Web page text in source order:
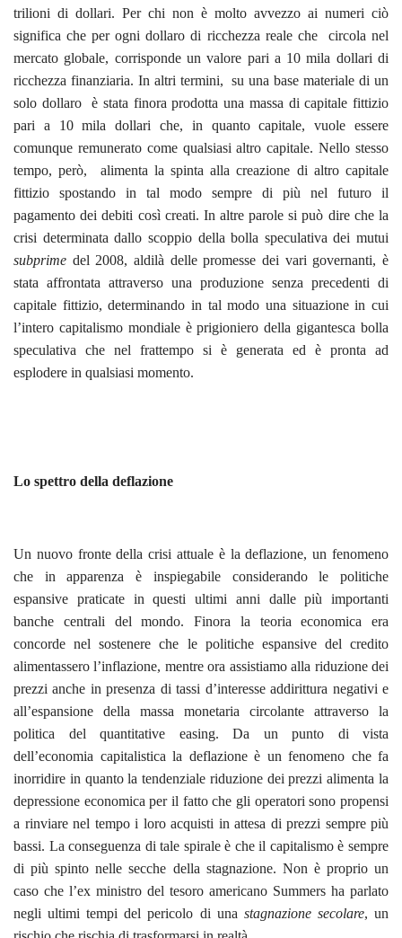
trilioni di dollari. Per chi non è molto avvezzo ai numeri ciò
significa che per ogni dollaro di ricchezza reale che circola nel
mercato globale, corrisponde un valore pari a 10 mila dollari di
ricchezza finanziaria. In altri termini, su una base materiale di un
solo dollaro è stata finora prodotta una massa di capitale fittizio
pari a 10 mila dollari che, in quanto capitale, vuole essere
comunque remunerato come qualsiasi altro capitale. Nello stesso
tempo, però, alimenta la spinta alla creazione di altro capitale
fittizio spostando in tal modo sempre di più nel futuro il
pagamento dei debiti così creati. In altre parole si può dire che la
crisi determinata dallo scoppio della bolla speculativa dei mutui
subprime del 2008, aldilà delle promesse dei vari governanti, è
stata affrontata attraverso una produzione senza precedenti di
capitale fittizio, determinando in tal modo una situazione in cui
l’intero capitalismo mondiale è prigioniero della gigantesca bolla
speculativa che nel frattempo si è generata ed è pronta ad
esplodere in qualsiasi momento.
Lo spettro della deflazione
Un nuovo fronte della crisi attuale è la deflazione, un fenomeno
che in apparenza è inspiegabile considerando le politiche
espansive praticate in questi ultimi anni dalle più importanti
banche centrali del mondo. Finora la teoria economica era
concorde nel sostenere che le politiche espansive del credito
alimentassero l’inflazione, mentre ora assistiamo alla riduzione dei
prezzi anche in presenza di tassi d’interesse addirittura negativi e
all’espansione della massa monetaria circolante attraverso la
politica del quantitative easing. Da un punto di vista
dell’economia capitalistica la deflazione è un fenomeno che fa
inorridire in quanto la tendenziale riduzione dei prezzi alimenta la
depressione economica per il fatto che gli operatori sono propensi
a rinviare nel tempo i loro acquisti in attesa di prezzi sempre più
bassi. La conseguenza di tale spirale è che il capitalismo è sempre
di più spinto nelle secche della stagnazione. Non è proprio un
caso che l’ex ministro del tesoro americano Summers ha parlato
negli ultimi tempi del pericolo di una stagnazione secolare, un